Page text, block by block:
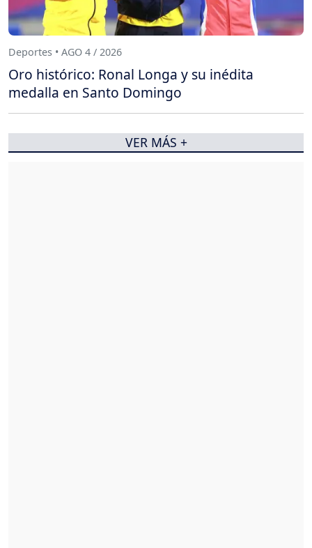
Deportes • AGO 4 / 2026
Oro histórico: Ronal Longa y su inédita
medalla en Santo Domingo
VER MÁS +